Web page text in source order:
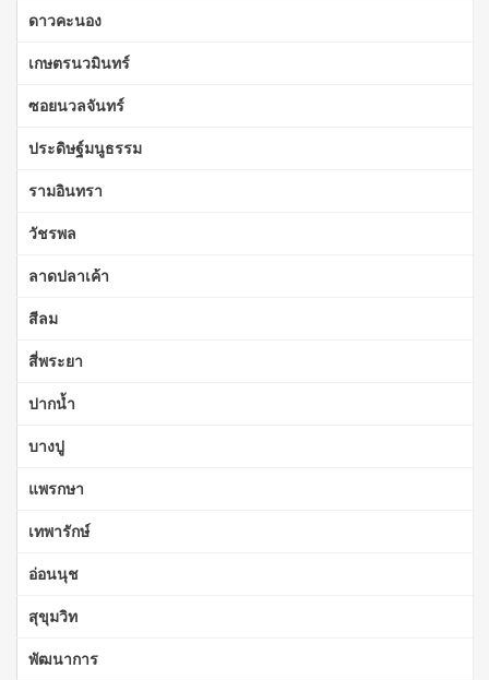
ดาวคะนอง
เกษตรนวมินทร์
ซอยนวลจันทร์
ประดิษฐ์มนูธรรม
รามอินทรา
วัชรพล
ลาดปลาเค้า
สีลม
สี่พระยา
ปากน้ำ
บางปู
แพรกษา
เทพารักษ์
อ่อนนุช
สุขุมวิท
พัฒนาการ